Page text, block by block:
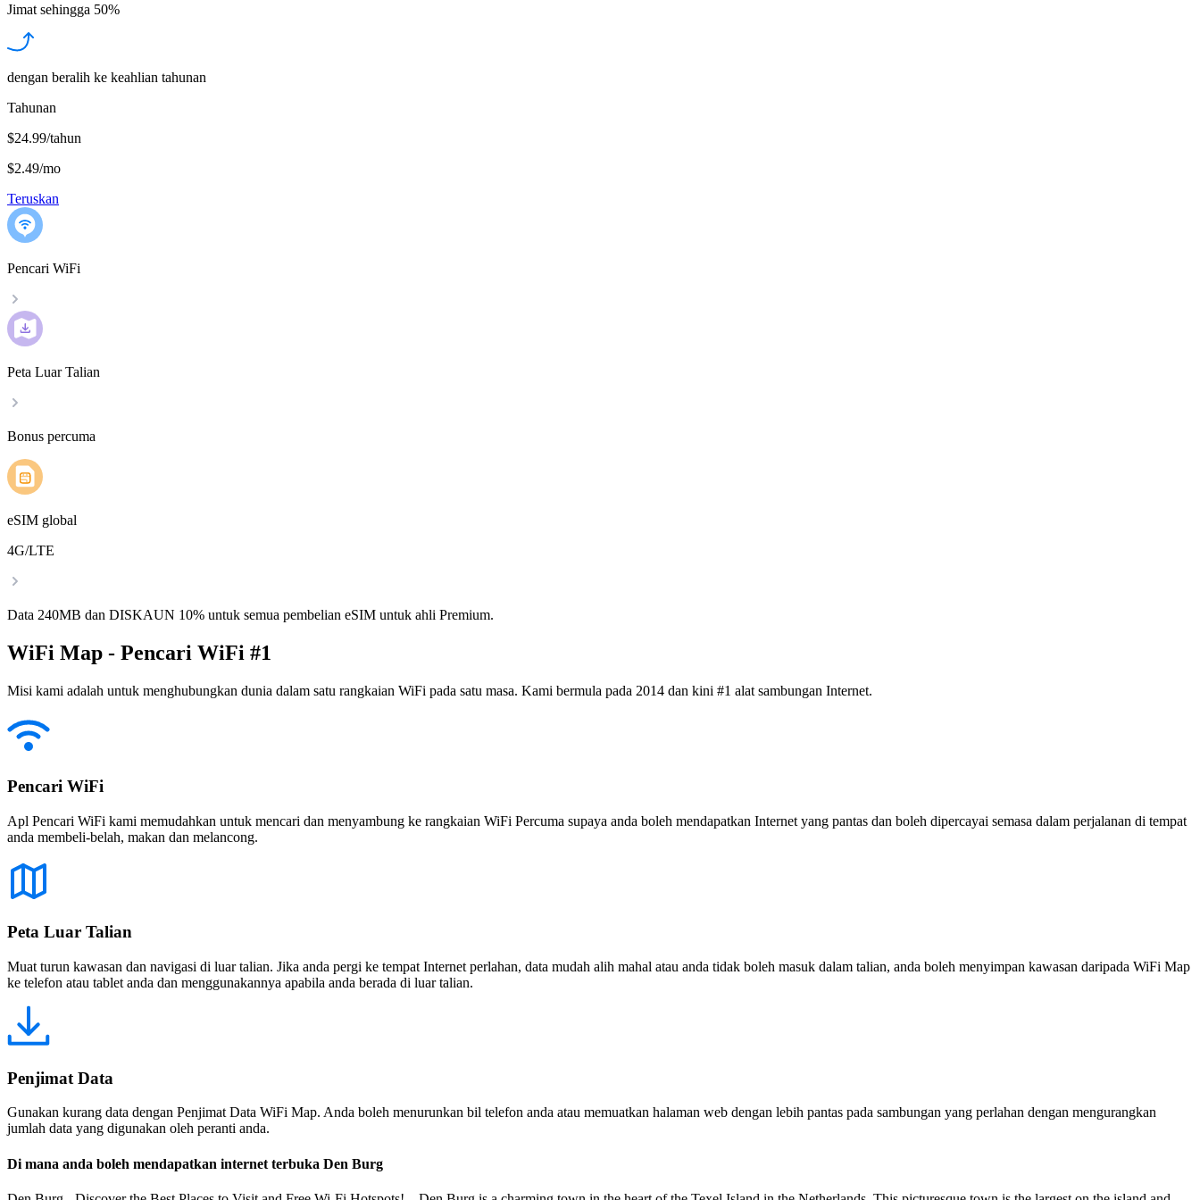
Jimat sehingga 50%
dengan beralih ke keahlian tahunan
Tahunan
$24.99/tahun
$2.49/mo
Teruskan
Pencari WiFi
Peta Luar Talian
Bonus percuma
eSIM global
4G/LTE
Data 240MB dan DISKAUN 10% untuk semua pembelian eSIM untuk ahli Premium.
WiFi Map - Pencari WiFi #1
Misi kami adalah untuk menghubungkan dunia dalam satu rangkaian WiFi pada satu masa. Kami bermula pada 2014 dan kini #1 alat sambungan Internet.
Pencari WiFi
Apl Pencari WiFi kami memudahkan untuk mencari dan menyambung ke rangkaian WiFi Percuma supaya anda boleh mendapatkan Internet yang pantas dan boleh dipercayai semasa dalam perjalanan di tempat
anda membeli-belah, makan dan melancong.
Peta Luar Talian
Muat turun kawasan dan navigasi di luar talian. Jika anda pergi ke tempat Internet perlahan, data mudah alih mahal atau anda tidak boleh masuk dalam talian, anda boleh menyimpan kawasan daripada WiFi Map
ke telefon atau tablet anda dan menggunakannya apabila anda berada di luar talian.
Penjimat Data
Gunakan kurang data dengan Penjimat Data WiFi Map. Anda boleh menurunkan bil telefon anda atau memuatkan halaman web dengan lebih pantas pada sambungan yang perlahan dengan mengurangkan
jumlah data yang digunakan oleh peranti anda.
Di mana anda boleh mendapatkan internet terbuka Den Burg